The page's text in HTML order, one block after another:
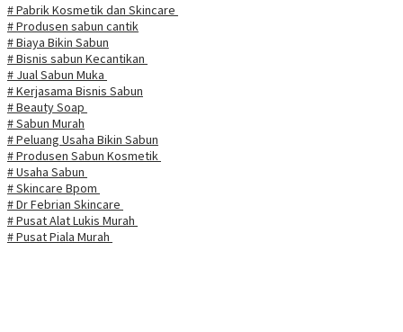
# Pabrik Kosmetik dan Skincare
# Produsen sabun cantik
# Biaya Bikin Sabun
# Bisnis sabun Kecantikan
# Jual Sabun Muka
# Kerjasama Bisnis Sabun
# Beauty Soap
# Sabun Murah
# Peluang Usaha Bikin Sabun
# Produsen Sabun Kosmetik
# Usaha Sabun
# Skincare Bpom
# Dr Febrian Skincare
# Pusat Alat Lukis Murah
# Pusat Piala Murah